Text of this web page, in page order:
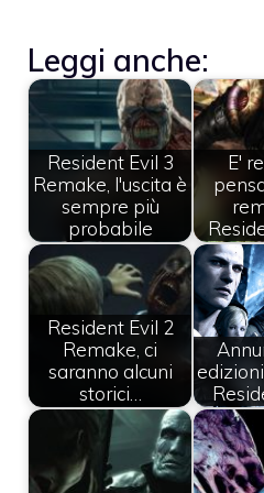
Leggi anche:
Resident Evil 3
Remake, l'uscita è
sempre più
probabile
E'
Resident Evil 2
Remake, ci
saranno alcuni
storici…